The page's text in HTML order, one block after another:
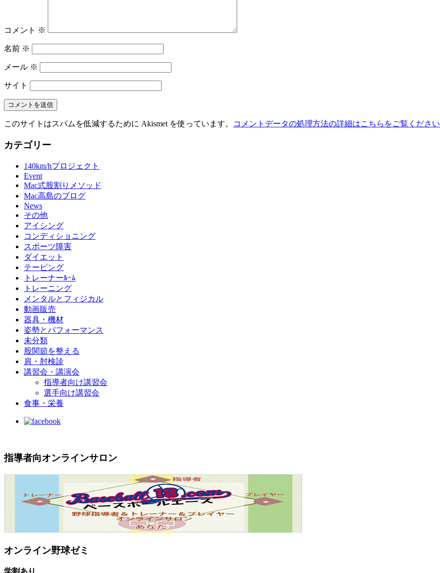
コメント ※
名前 ※
メール ※
サイト
このサイトはスパムを低減するために Akismet を使っています。 コメントデータの処理方法の詳細はこちらをご覧ください
カテゴリー
140km/hプロジェクト
Event
Mac式股割りメソッド
Mac高島のブログ
News
その他
アイシング
コンディショニング
スポーツ障害
ダイエット
テーピング
トレーナーﾙｰﾑ
トレーニング
メンタルとフィジカル
動画販売
器具・機材
姿勢とパフォーマンス
未分類
股関節を整える
肩・肘検診
講習会・講演会
指導者向け講習会
選手向け講習会
食事・栄養
指導者向オンラインサロン
オンライン野球ゼミ
学割あり